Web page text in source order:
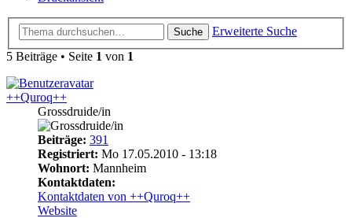
Suche
Erweiterte Suche
5 Beiträge • Seite 1 von 1
++Quroq++
Grossdruide/in
Beiträge: 391
Registriert: Mo 17.05.2010 - 13:18
Wohnort: Mannheim
Kontaktdaten:
Kontaktdaten von ++Quroq++
Website